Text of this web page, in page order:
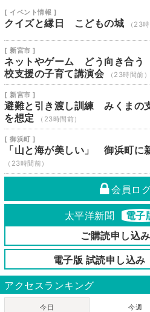
[ イベント情報 ]
クイズと縁日 こどもの城 （23
[ 新宮市 ]
ネットやゲーム どう向き合
校支援の子育て講演会
（23時間前）
[ 新宮市 ]
避難と引き渡し訓練 みくまの
を想定
（23時間前）
[ 御浜町 ]
「山と海が美しい」 御浜町に
（23時間前）
会員ロ
太平洋新聞 電子
ご購読申し込
電子版 試読申し込み
アクセスランキング
今日 今週